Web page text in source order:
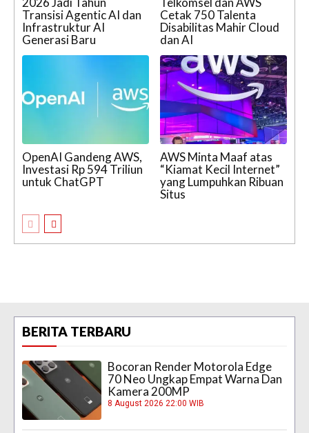
Transisi Agentic AI dan
Infrastruktur AI
Generasi Baru
Cetak 750 Talenta
Disabilitas Mahir Cloud
dan AI
OpenAI Gandeng AWS,
Investasi Rp 594 Triliun
untuk ChatGPT
AWS Minta Maaf atas
“Kiamat Kecil Internet”
yang Lumpuhkan Ribuan
Situs
BERITA TERBARU
Bocoran Render Motorola Edge
70 Neo Ungkap Empat Warna Dan
Kamera 200MP
8 August 2026 22:00 WIB